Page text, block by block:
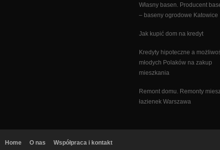
Własny basen. Producent
– baseny ogrodowe Katowice
Jak kupić dom na kredyt
Kredyty hipoteczne a
młodych Polaków na zakup
mieszkania
Remont domu. Remonty
łazienek Warszawa
Home O nas Współpraca i kontakt